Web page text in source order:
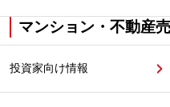
マンション・不動産
投資家向け情報